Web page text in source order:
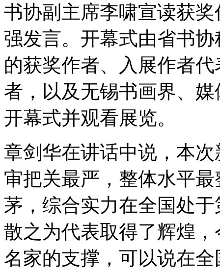
书协副主席李啸宣读获
强发言。开幕式由省书
的获奖作者、入展作者
者，以及无锡书画界、
开幕式并观看展览。
章剑华在讲话中说，本
审把关最严，整体水平
茅，综合实力在全国处
散之为代表取得了辉煌
名家的支撑，可以说在